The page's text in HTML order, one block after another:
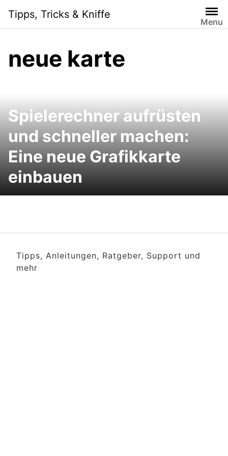
content
Tipps, Tricks & Kniffe
Menu
neue karte
Spielerechner aufrüsten
und schneller machen:
Eine neue Grafikkarte
einbauen
Tipps, Anleitungen, Ratgeber, Support und
mehr